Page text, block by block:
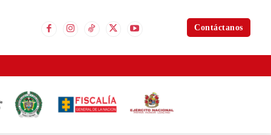
Contáctanos